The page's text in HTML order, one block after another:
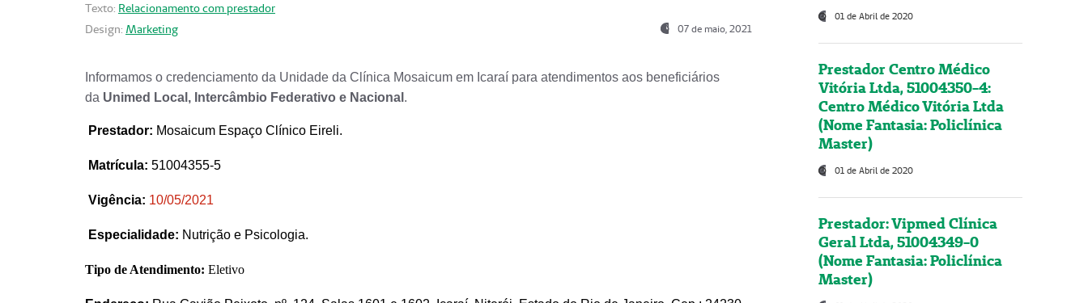
Texto: Relacionamento com prestador
Design: Marketing 07 de maio, 2021
Informamos o credenciamento da Unidade da Clínica Mosaicum em Icaraí para atendimentos aos beneficiários
da Unimed Local, Intercâmbio Federativo e Nacional .
Prestador: Mosaicum Espaço Clínico Eireli.
Matrícula: 51004355-5
Vigência: 10/05/2021
Especialidade: Nutrição e Psicologia.
Tipo de Atendimento: Eletivo
01 de Abril de 2020
Prestador Centro Médico
Vitória Ltda, 51004350-4:
Centro Médico Vitória Ltda
(Nome Fantasia: Policlínica
Master)
01 de Abril de 2020
Prestador: Vipmed Clínica
Geral Ltda, 51004349-0
(Nome Fantasia: Policlínica
Master)